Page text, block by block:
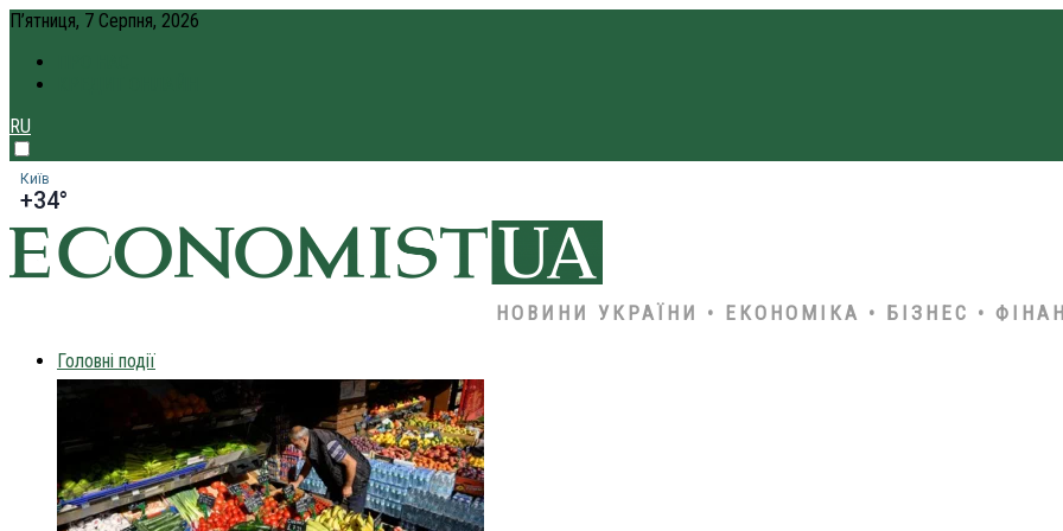
П’ятниця, 7 Серпня, 2026
RU
Київ
+34°
НОВИНИ УКРАЇНИ • ЕКОНОМІКА • БІЗНЕС •
Головні події